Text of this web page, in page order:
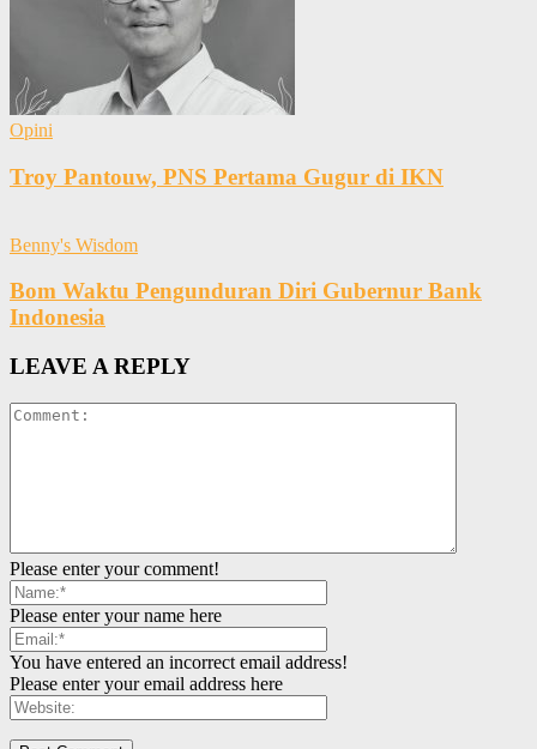
Opini
Troy Pantouw, PNS Pertama Gugur di IKN
Benny's Wisdom
Bom Waktu Pengunduran Diri Gubernur Bank
Indonesia
LEAVE A REPLY
Please enter your comment!
Please enter your name here
You have entered an incorrect email address!
Please enter your email address here